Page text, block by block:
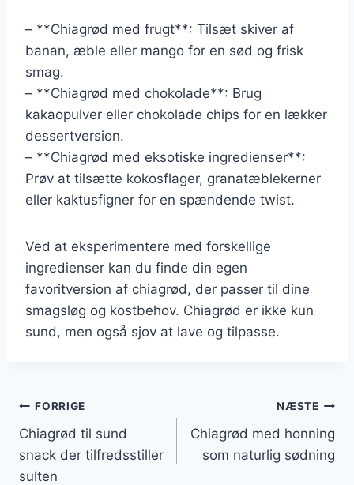
– **Chiagrød med frugt**: Tilsæt skiver af
banan, æble eller mango for en sød og frisk
smag.
– **Chiagrød med chokolade**: Brug
kakaopulver eller chokolade chips for en lækker
dessertversion.
– **Chiagrød med eksotiske ingredienser**:
Prøv at tilsætte kokosflager, granatæblekerner
eller kaktusfigner for en spændende twist.
Ved at eksperimentere med forskellige
ingredienser kan du finde din egen
favoritversion af chiagrød, der passer til dine
smagsløg og kostbehov. Chiagrød er ikke kun
sund, men også sjov at lave og tilpasse.
Indlægsnavigation
FORRIGE
Chiagrød til sund
snack der tilfredsstiller
sulten
NÆSTE
Chiagrød med honning
som naturlig sødning